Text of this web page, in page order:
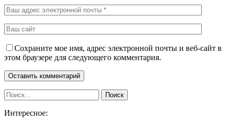
Сохраните мое имя, адрес электронной почты и веб-сайт в
этом браузере для следующего комментария.
Интересное: